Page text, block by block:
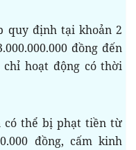
quy định tại khoản 2
đồng đến
chỉ hoạt động có thời
có thể bị phạt tiền từ
đồng, cấm kinh